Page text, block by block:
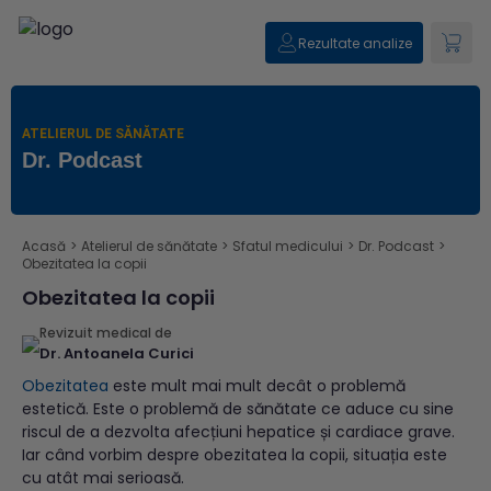
Rezultate analize
ATELIERUL DE SĂNĂTATE
Dr. Podcast
Acasă > Atelierul de sănătate > Sfatul medicului > Dr. Podcast >
Obezitatea la copii
Obezitatea la copii
Revizuit medical de
Dr. Antoanela Curici
Obezitatea este mult mai mult decât o problemă
estetică. Este o problemă de sănătate ce aduce cu sine
riscul de a dezvolta afecțiuni hepatice și cardiace grave.
Iar când vorbim despre obezitatea la copii, situația este
cu atât mai serioasă.